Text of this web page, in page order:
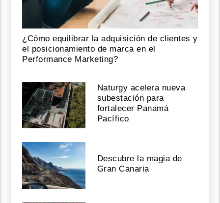
¿Cómo equilibrar la adquisición de clientes y
el posicionamiento de marca en el
Performance Marketing?
Naturgy acelera nueva
subestación para
fortalecer Panamá
Pacífico
Descubre la magia de
Gran Canaria